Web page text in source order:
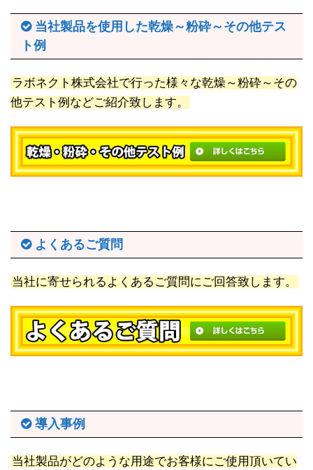
当社製品を使用した乾燥～粉砕～その他テス
ト例
ラボネクト株式会社で行った様々な乾燥～粉砕～その
他テスト例などご紹介致します。
よくあるご質問
当社に寄せられるよくあるご質問にご回答致します。
導入事例
当社製品がどのような用途でお客様にご使用頂いてい